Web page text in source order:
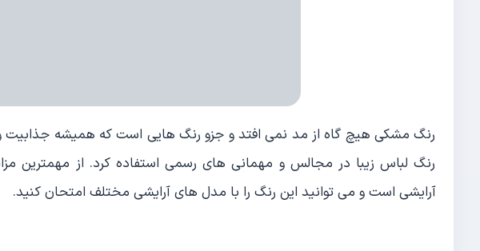
رنگ مشکی هیچ گاه از مد نمی افتد و جزو رنگ هایی است که همیشه جذابیت و
رنگ لباس زیبا در مجالس و مهمانی های رسمی استفاده کرد. از
آرایشی است و می توانید این رنگ را با مدل های آرایشی مختلف امتحان کنید.